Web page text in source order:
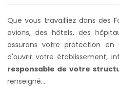
Que vous travailliez dans des
avions, des hôtels, des
assurons votre protection en
d'ouvrir votre établissement,
responsable de votre
renseigné...